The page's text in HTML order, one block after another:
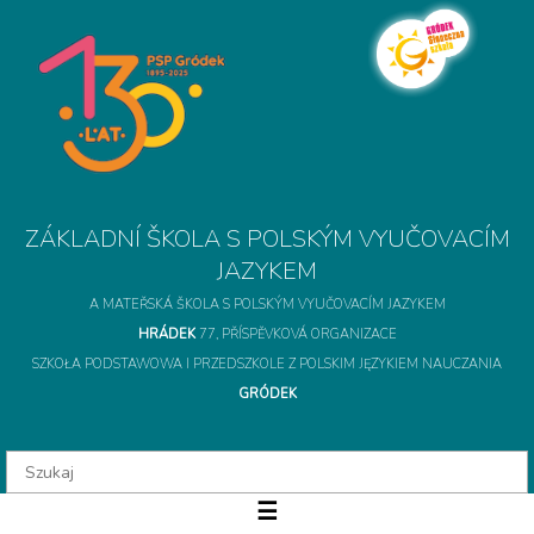
ZÁKLADNÍ ŠKOLA S
A MATEŘSKÁ ŠKOLA S POLSKÝM VYUČOVACÍM JAZYKEM
HRÁDEK77, PŘÍSPĚVKOVÁ ORGANIZACE
SZKOŁA PODSTAWOWA I PRZEDSZKOLE Z POLSKIM JĘZYKIEM NAUCZANIA
GRÓDEK
☰